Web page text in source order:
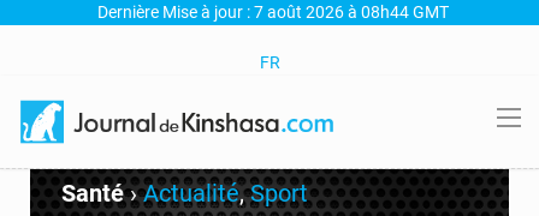
Dernière Mise à jour : 7 août 2026 à 08h44 GMT
FR
Santé›Actualité,Sport